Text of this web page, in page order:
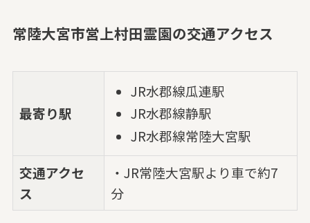
常陸大宮市営上村田霊園の交通アクセス
最寄り駅
JR水郡線瓜連駅
JR水郡線静駅
JR水郡線常陸大宮駅
交通アクセ
ス
・JR常陸大宮駅より車で約7
分